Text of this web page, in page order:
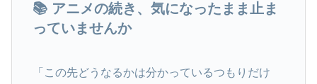
📚 アニメの続き、気になったまま止ま
っていませんか
「この先どうなるかは分かっているつもりだけ